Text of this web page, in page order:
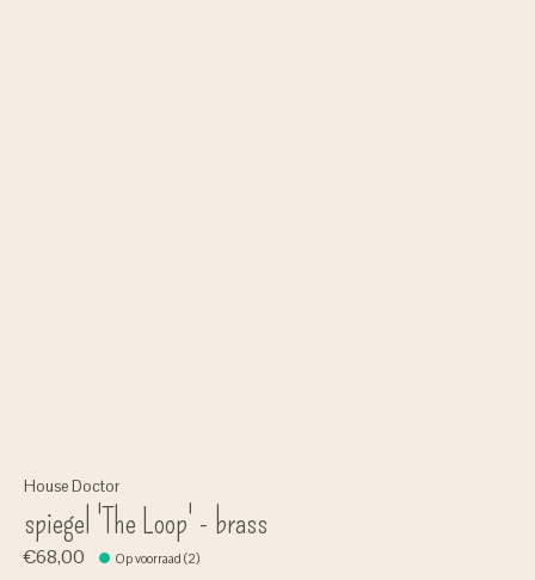
House Doctor
spiegel 'The Loop' - brass
€68,00 Op voorraad (2)